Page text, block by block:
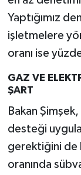
Yaptığımız
işletmelere
oranı ise
GAZ VE
ŞART
Bakan
desteği
gerektiğini de
oranında